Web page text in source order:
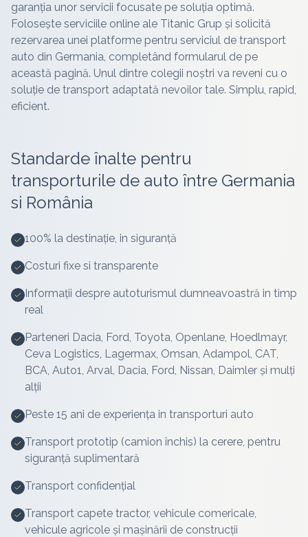
garanția unor servicii focusate pe soluția optimă.
Folosește serviciile online ale Titanic Grup și solicită
rezervarea unei platforme pentru serviciul de transport
auto din Germania, completând formularul de pe
această pagină. Unul dintre colegii noștri va reveni cu o
soluție de transport adaptată nevoilor tale. Simplu, rapid,
eficient.
Standarde înalte pentru
transporturile de auto între Germania
si România
100% la destinație, in siguranță
Costuri fixe si transparente
Informații despre autoturismul dumneavoastră in timp
real
Parteneri Dacia, Ford, Toyota, Openlane, Hoedlmayr,
Ceva Logistics, Lagermax, Omsan, Adampol, CAT,
BCA, Auto1, Arval, Dacia, Ford, Nissan, Daimler și mulți
alții
Peste 15 ani de experiența in transporturi auto
Transport prototip (camion închis) la cerere, pentru
siguranță suplimentară
Transport confidențial
Transport capete tractor, vehicule comericale,
vehicule agricole și mașinării de construcții